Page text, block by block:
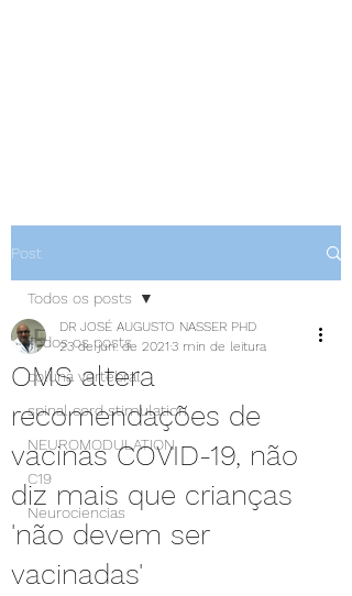
Post
Todos os posts
coluna vertebral
spinal cord stimulation
NEUROMODULATION
C19
Neurociencias
Todos os posts
OMS altera
recomendações de
vacinas COVID-19, não
diz mais que crianças
'não devem ser
vacinadas'
DR JOSÉ AUGUSTO NASSER PHD
23 de jun. de 2021 3 min de leitura